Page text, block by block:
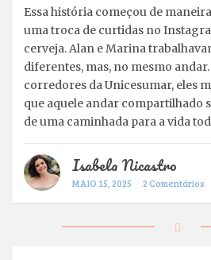
Essa história começou de
uma troca de curtidas no
cerveja. Alan e Marina
diferentes, mas, no mesmo
corredores da Unicesumar, eles
que aquele andar compartilhado
de uma caminhada para a vida
Isabela Nicastro
MAIO 15, 2025 2 Comentários